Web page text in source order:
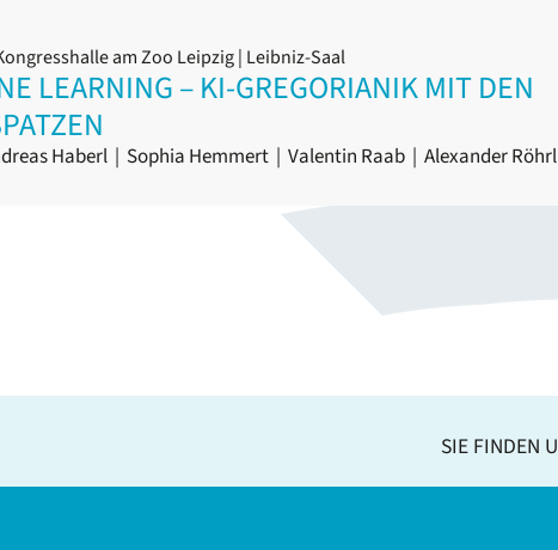
am Zoo Leipzig | Leibniz-Saal
LEARNING – KI-GREGORIANIK MIT DEN
Haberl | Sophia Hemmert | Valentin Raab | Alexander Röhrl
SIE FINDEN